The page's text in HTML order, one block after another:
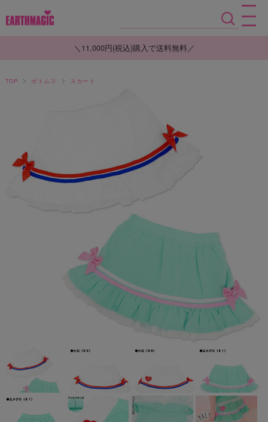
＼11,000円(税込)購入で送料無料／
TOP ボトムス スカート